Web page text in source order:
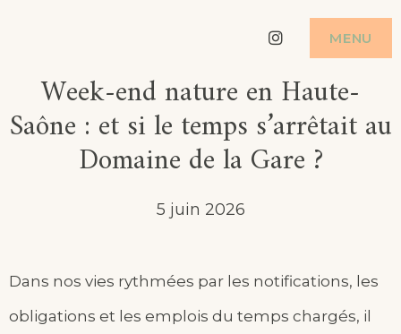
content
Instagram
MENU
Week-end nature en Haute-
Saône : et si le temps s’arrêtait au
Domaine de la Gare ?
5 juin 2026
Dans nos vies rythmées par les notifications, les
obligations et les emplois du temps chargés, il